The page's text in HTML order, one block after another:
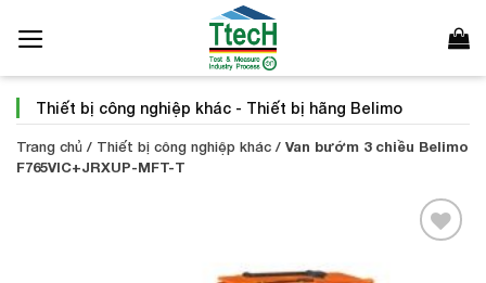
qua
dung
Thiết bị công nghiệp khác - Thiết bị hãng Belimo
Trang chủ / Thiết bị công nghiệp khác / Van bướm 3 chiều Belimo
F765VIC+JRXUP-MFT-T